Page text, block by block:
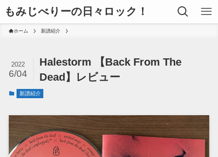
もみじべりーの日々ロック！
ホーム 新譜紹介
Halestorm 【Back From The
Dead】レビュー
2022
6/04
新譜紹介